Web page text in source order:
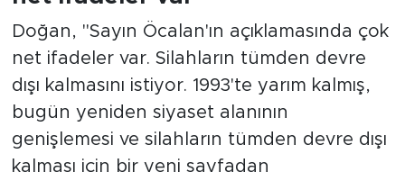
Doğan, "Sayın Öcalan'ın açıklamasında çok
net ifadeler var. Silahların tümden devre
dışı kalmasını istiyor. 1993'te yarım kalmış,
bugün yeniden siyaset alanının
genişlemesi ve silahların tümden devre dışı
kalması için bir yeni sayfadan